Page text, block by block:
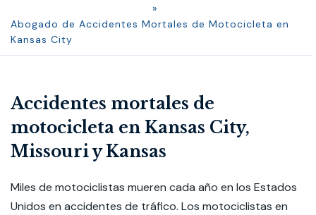
»
Abogado de Accidentes Mortales de Motocicleta en
Kansas City
Accidentes mortales de
motocicleta en Kansas City,
Missouri y Kansas
Miles de motociclistas mueren cada año en los Estados
Unidos en accidentes de tráfico. Los motociclistas en